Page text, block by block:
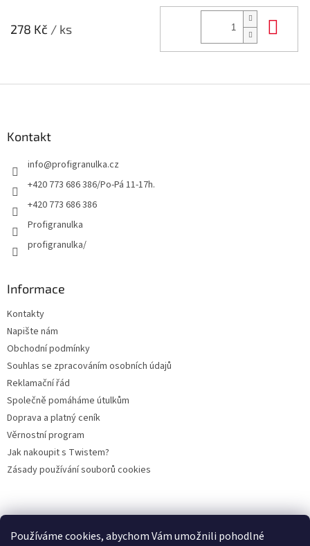
Používáme cookies, abychom Vám umožnili pohodlné
278 Kč / ks
Kontakt
info@profigranulka.cz
+420 773 686 386/Po-Pá 11-17h.
+420 773 686 386
Profigranulka
profigranulka/
Informace
Kontakty
Napište nám
Obchodní podmínky
Souhlas se zpracováním osobních údajů
Reklamační řád
Společně pomáháme útulkům
Doprava a platný ceník
Věrnostní program
Jak nakoupit s Twistem?
Zásady používání souborů cookies